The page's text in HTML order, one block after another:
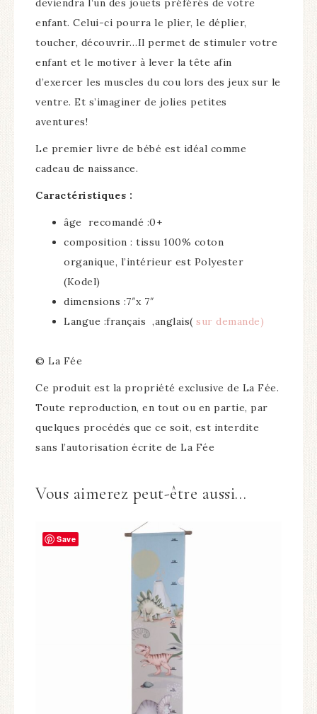
deviendra l’un des jouets préférés de votre
enfant. Celui-ci pourra le plier, le déplier,
toucher, découvrir…Il permet de stimuler votre
enfant et le motiver à lever la tête afin
d’exercer les muscles du cou lors des jeux sur le
ventre. Et s’imaginer de jolies petites
aventures!
Le premier livre de bébé est idéal comme
cadeau de naissance.
Caractéristiques :
âge recomandé :0+
composition : tissu 100% coton
organique, l’intérieur est Polyester
(Kodel)
dimensions :7″x 7″
Langue :français ,anglais( sur demande)
© La Fée
Ce produit est la propriété exclusive de La Fée.
Toute reproduction, en tout ou en partie, par
quelques procédés que ce soit, est interdite
sans l’autorisation écrite de La Fée
Vous aimerez peut-être aussi…
Save